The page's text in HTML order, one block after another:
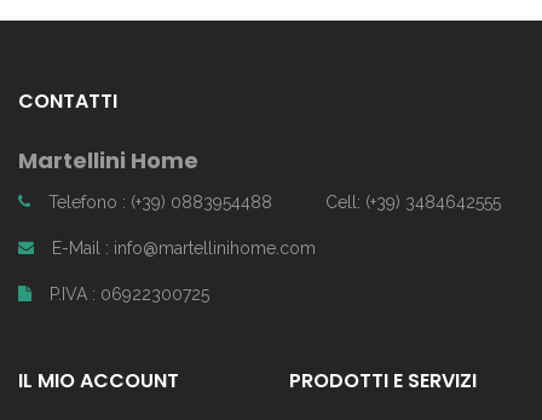
CONTATTI
Martellini Home
Telefono : (+39) 0883954488 Cell: (+39) 3484642555
E-Mail : info@martellinihome.com
P.IVA : 06922300725
IL MIO ACCOUNT PRODOTTI E SERVIZI